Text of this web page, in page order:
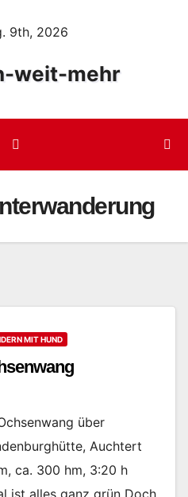
9th, 2026
MIT HUND
über
Auchtert
ca. 300 hm, 3:20 h